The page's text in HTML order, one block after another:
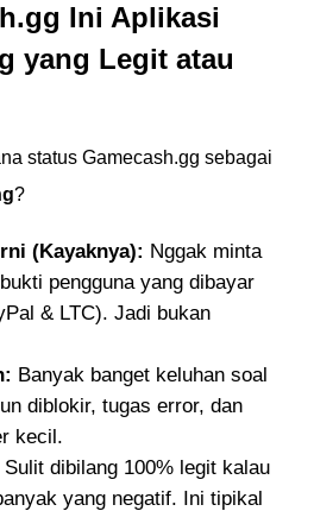
Ini Aplikasi
yang Legit atau
status Gamecash.gg sebagai
?
(Kayaknya): Nggak minta
bukti pengguna yang dibayar
& LTC). Jadi bukan
Banyak banget keluhan soal
diblokir, tugas error, dan
kecil.
Sulit dibilang 100% legit kalau
yang negatif. Ini tipikal